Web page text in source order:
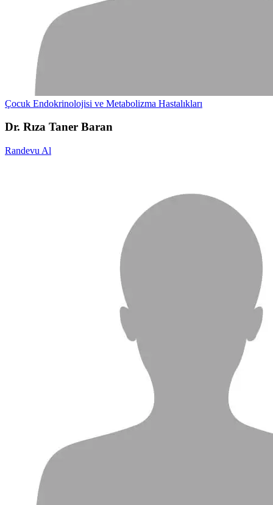
Çocuk Endokrinolojisi ve Metabolizma Hastalıkları
Dr. Rıza Taner Baran
Randevu Al